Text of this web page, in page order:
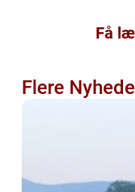
Få
Flere